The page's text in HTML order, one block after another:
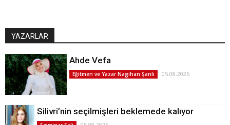
YAZARLAR
Ahde Vefa
Eğitmen ve Yazar Nagihan Şanlı 05.08.2026
Silivri’nin seçilmişleri beklemede kalıyor